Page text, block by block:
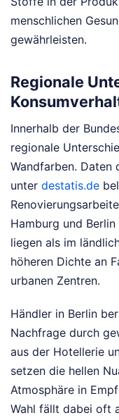
menschlichen
gewährleisten.
Regionale
Innerhalb der
regionale
Wandfarben. Daten
unter destatis.de
Hamburg und
liegen als im
höheren Dichte an
urbanen Zentren.
Händler in Berlin
Nachfrage durch
aus der Hotellerie
setzen die hellen
Atmosphäre in
Wahl fällt dabei oft